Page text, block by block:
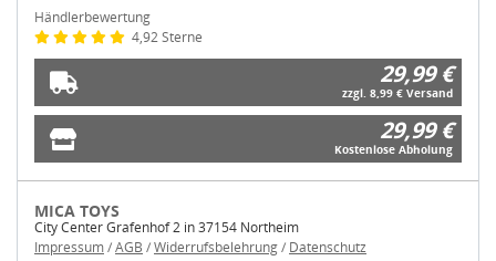
Händlerbewertung
4,92 Sterne
29,99 €
zzgl. 8,99 € Versand
29,99 €
Kostenlose Abholung
MICA TOYS
City Center Grafenhof 2 in 37154 Northeim
Impressum/AGB /Widerrufsbelehrung/ Datenschutz